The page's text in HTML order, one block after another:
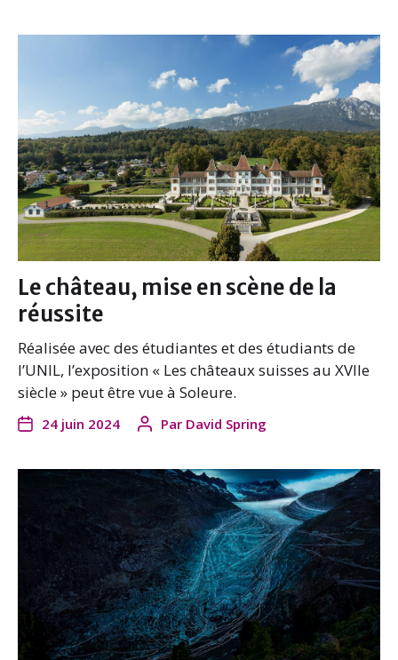
Le château, mise en scène de la
réussite
Réalisée avec des étudiantes et des étudiants de
l’UNIL, l’exposition « Les châteaux suisses au XVIIe
siècle » peut être vue à Soleure.
24 juin 2024 Par David Spring